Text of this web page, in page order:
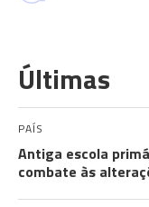
Últimas
PAÍS
Antiga escola
combate às